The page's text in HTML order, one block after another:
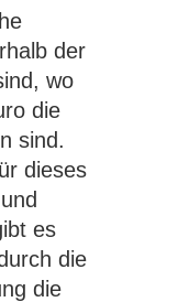
der
wo
die
sind.
dieses
es
die
die